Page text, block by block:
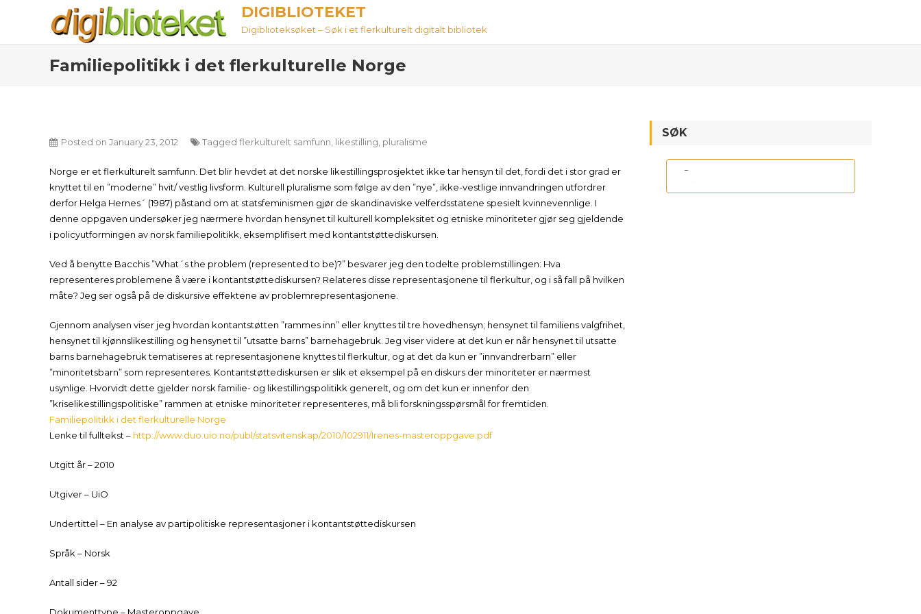
DIGIBLIOTEKET
Digiblioteksøket – Søk i et flerkulturelt digitalt bibliotek
Familiepolitikk i det flerkulturelle Norge
Posted on January 23, 2012 Tagged flerkulturelt samfunn likestilling pluralisme
Norge er et flerkulturelt samfunn. Det blir hevdet at det norske likestillingsprosjektet ikke tar hensyn til det, fordi det i stor grad er
knyttet til en ”moderne” hvit/ vestlig livsform. Kulturell pluralisme som følge av den ”nye”, ikke-vestlige innvandringen utfordrer
derfor Helga Hernes´ (1987) påstand om at statsfeminismen gjør de skandinaviske velferdsstatene spesielt kvinnevennlige. I
denne oppgaven undersøker jeg nærmere hvordan hensynet til kulturell kompleksitet og etniske minoriteter gjør seg gjeldende
i policyutformingen av norsk familiepolitikk, eksemplifisert med kontantstøttediskursen.
Ved å benytte Bacchis ”What´s the problem (represented to be)?” besvarer jeg den todelte problemstillingen: Hva
representeres problemene å være i kontantstøttediskursen? Relateres disse representasjonene til flerkultur, og i så fall på hvilken
måte? Jeg ser også på de diskursive effektene av problemrepresentasjonene.
Gjennom analysen viser jeg hvordan kontantstøtten ”rammes inn” eller knyttes til tre hovedhensyn; hensynet til familiens valgfrihet,
hensynet til kjønnslikestilling og hensynet til ”utsatte barns” barnehagebruk. Jeg viser videre at det kun er når hensynet til utsatte
barns barnehagebruk tematiseres at representasjonene knyttes til flerkultur, og at det da kun er ”innvandrerbarn” eller
”minoritetsbarn” som representeres. Kontantstøttediskursen er slik et eksempel på en diskurs der minoriteter er nærmest
usynlige. Hvorvidt dette gjelder norsk familie- og likestillingspolitikk generelt, og om det kun er innenfor den
”kriselikestillingspolitiske” rammen at etniske minoriteter representeres, må bli forskningsspørsmål for fremtiden.
Familiepolitikk i det flerkulturelle Norge
Lenke til fulltekst – http://www.duo.uio.no/publ/statsvitenskap/2010/102911/Irenes-masteroppgave.pdf
Utgitt år – 2010
Utgiver – UiO
Undertittel – En analyse av partipolitiske representasjoner i kontantstøttediskursen
Språk – Norsk
Antall sider – 92
SØK